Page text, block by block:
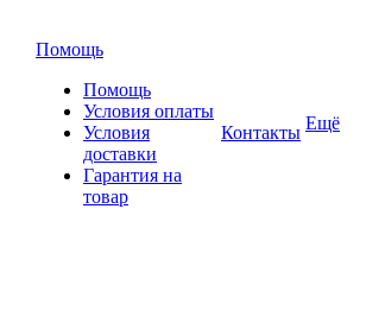
Помощь
Помощь
Условия оплаты
Условия
доставки
Гарантия на
товар
Контакты Ещё